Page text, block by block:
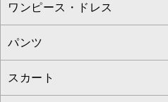
すべてのトップス
カットソー・Tシャツ
ブラウス・シャツ
ワンピース・ドレス
すべてのワンピース・ドレス
ワンピース
パンツ
すべてのパンツ
スカート